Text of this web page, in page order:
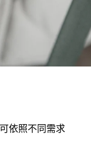
依照不同需求